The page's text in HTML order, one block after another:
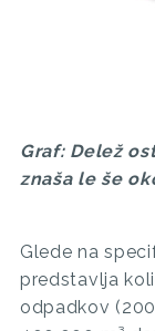
Graf: Delež
znaša le še
Glede na
predstavlja
odpadkov